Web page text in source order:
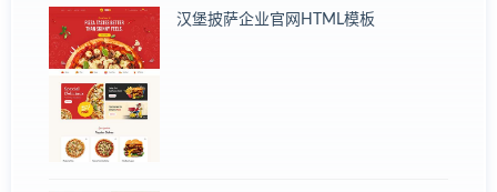
汉堡披萨企业官网HTML模板